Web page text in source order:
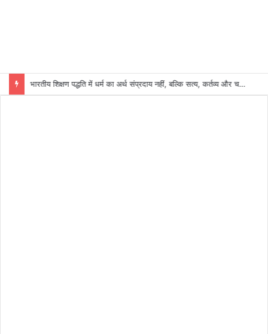
भारतीय शिक्षण पद्धति में धर्म का अर्थ संप्रदाय नहीं, बल्कि सत्य, कर्तव्य और चरित्र निर्माण है: विजय प्रकाश